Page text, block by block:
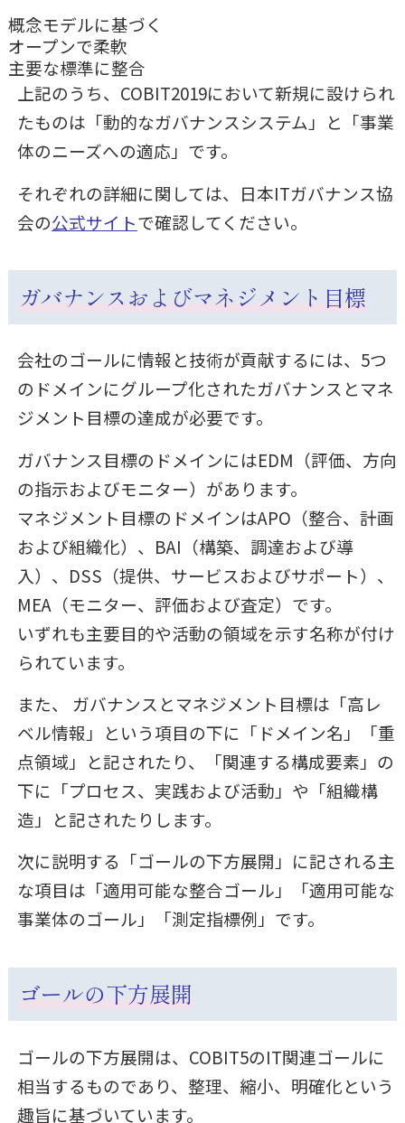
概念モデルに基づく
オープンで柔軟
主要な標準に整合
上記のうち、COBIT2019において新規に設けられ
たものは「動的なガバナンスシステム」と「事業
体のニーズへの適応」です。
それぞれの詳細に関しては、日本ITガバナンス協
会の公式サイトで確認してください。
ガバナンスおよびマネジメント目標
会社のゴールに情報と技術が貢献するには、5つ
のドメインにグループ化されたガバナンスとマネ
ジメント目標の達成が必要です。
ガバナンス目標のドメインにはEDM（評価、方向
の指示およびモニター）があります。
マネジメント目標のドメインはAPO（整合、計画
および組織化）、BAI（構築、調達および導
入）、DSS（提供、サービスおよびサポート）、
MEA（モニター、評価および査定）です。
いずれも主要目的や活動の領域を示す名称が付け
られています。
また、 ガバナンスとマネジメント目標は「高レ
ベル情報」という項目の下に「ドメイン名」「重
点領域」と記されたり、「関連する構成要素」の
下に「プロセス、実践および活動」や「組織構
造」と記されたりします。
次に説明する「ゴールの下方展開」に記される主
な項目は「適用可能な整合ゴール」「適用可能な
事業体のゴール」「測定指標例」です。
ゴールの下方展開
ゴールの下方展開は、COBIT5のIT関連ゴールに
相当するものであり、整理、縮小、明確化という
趣旨に基づいています。